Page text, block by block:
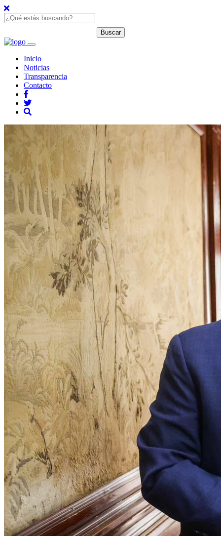
Inicio
Noticias
Transparencia
Contacto